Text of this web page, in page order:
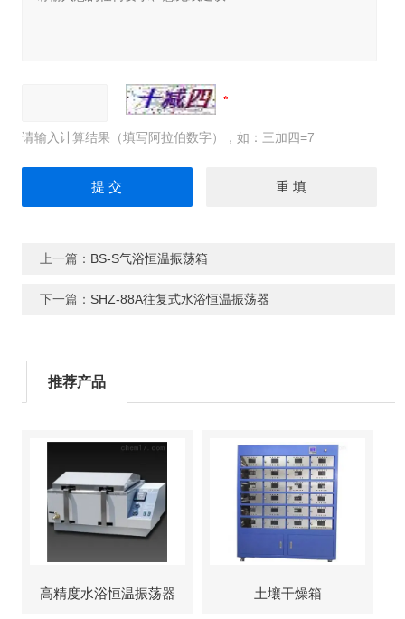
请输入计算结果（填写阿拉伯数字），如：三加四=7
上一篇： BS-S气浴恒温振荡箱
下一篇： SHZ-88A往复式水浴恒温振荡器
推荐产品
高精度水浴恒温振荡器 土壤干燥箱